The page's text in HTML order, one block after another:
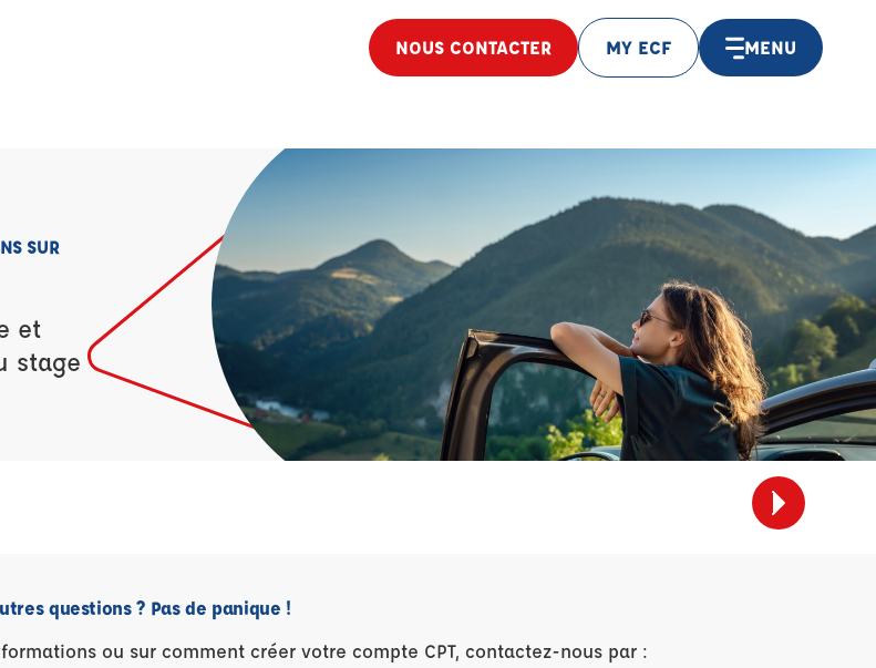
NOUS CONTACTER MY ECF MENU
SUR
et
stage
questions ? Pas de panique !
ou sur comment créer votre compte CPT, contactez-nous par :